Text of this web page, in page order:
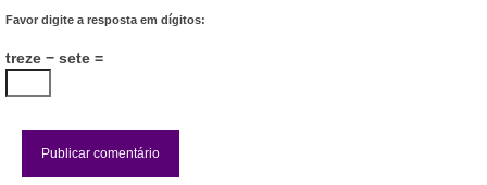
Favor digite a resposta em dígitos:
treze − sete =